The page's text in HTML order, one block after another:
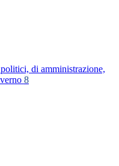
di amministrazione,
8